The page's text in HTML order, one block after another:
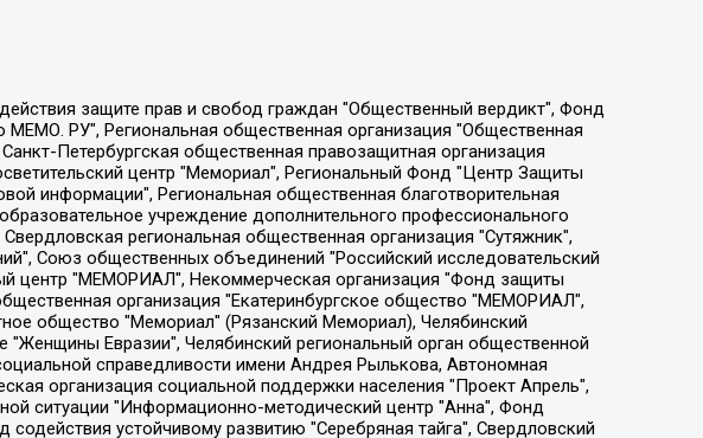
Симонов Евгений Алексеевич, Соловьева Елена Анатольевна, Сотников Даниил Владимирович, Сурначева Елизавета Дмитриевна, Автономная некоммерческая организация по защите прав человека и информированию населения "Якутия – Наше Мнение", Общество с ограниченной ответственностью "Москоу диджитал медиа", с 26.01.2023 Общество с ограниченной ответственностью "Чайка Белые сады", Ветошкина Валерия Валерьевна, Заговора Максим Александрович, Межрегиональное общественное движение "Российская ЛГБТ - сеть", Оленичев Максим Владимирович, Павлов Иван Юрьевич, Скворцова Елена Сергеевна, Общество с ограниченной ответственностью "Как бы инагент", Кочетков Игорь Викторович, Общество с ограниченной ответственностью "Честные выборы", Еланчик Олег Александрович, Общество с ограниченной ответственностью "Нобелевский призыв", Гималова Регина Эмилевна, Григорьев Андрей Валерьевич, Григорьева Алина Александровна, Ассоциация по содействию защите прав призывников, альтернативнослужащих и военнослужащих "Правозащитная группа "Гражданин.Армия.Право", Хисамова Регина Фаритовна, Автономная некоммерческая организация по реализации социально-правовых программ "Лилит", Дальневосточное общественное движение "Маяк", Санкт-Петербургская ЛГБТ-инициативная группа "Выход", Инициативная группа ЛГБТ+ "Реверс", Алексеев Андрей Викторович, Бекбулатова Таисия Львовна, Беляев Иван Михайлович, Владыкина Елена Сергеевна, Гельман Марат Александрович, Никульшина Вероника Юрьевна, Толоконникова Надежда Андреевна, Шендерович Виктор Анатольевич, Общество с ограниченной ответственностью "Данное сообщение", Общество с ограниченной ответственностью Издательский дом "Новая глава", Айнбиндер Александра Александровна, Московский комьюнити-центр для ЛГБТ+инициатив, Благотворительный фонд развития филантропии, Deutsche Welle (Германия, Kurt-Schumacher-Strasse 3, 53113 Bonn), Борзунова Мария Михайловна, Воробьев Виктор Викторович, Голубева Анна Львовна, Константинова Алла Михайловна, Малкова Ирина Владимировна, Мурадов Мурад Абдулгалимович, Осетинская Елизавета Николаевна, Понасенков Евгений Николаевич, Ганапольский Матвей Юрьевич, Киселев Евгений Алексеевич, Борухович Ирина Григорьевна, Дремин Иван Тимофеевич, Дубровский Дмитрий Викторович, Красноярская региональная общественная организация поддержки и развития альтернативных образовательных технологий и межкультурных коммуникаций "ИНТЕРРА", Маяковская Екатерина Алексеевна, Фейгин Марк Захарович, Филимонов Андрей Викторович, Дзугкоева Регина Николаевна, Доброхотов Роман Александрович, Дудь Юрий Александрович, Елкин Сергей Владимирович, Кругликов Кирилл Игоревич, Сабунаева Мария Леонидовна, Семенов Алексей Владимирович, Шаинян Карен Багратович, Шульман Екатерина Михайловна, Асафьев Артур Валерьевич, Вахштайн Виктор Семенович, Венедиктов Алексей Алексеевич, Лушникова Екатерина Евгеньевна, Волков Леонид Михайлович, Невзоров Александр Глебович, Пархоменко Сергей Борисович, Сироткин Ярослав Николаевич, Кара-Мурза Владимир Владимирович, Баранова Наталья Владимировна, Гозман Леонид Яковлевич, Кагарлицкий Борис Юльевич, Климарев Михаил Валерьевич, Милов Владимир Станиславович, Автономная некоммерческая организация Краснодарский центр современного искусства "Типография", Моргенштерн Алишер Тагирович, Соболь Любовь Эдуардовна, Общество с ограниченной ответственностью "ЛИЗА НОРМ", Каспаров Гарри Кимович, Ходорковский Михаил Борисович, Общество с ограниченной ответственностью "Апрельские тезисы", Данилович Ирина Брониславовна, Кашин Олег Владимирович, Петров Николай Владимирович, Пивоваров Алексей Владимирович, Соколов Михаил Владимирович, Цветкова Юлия Владимировна, Чичваркин Евгений Александрович, Комитет против пыток/Команда против пыток, Общество с ограниченной ответственностью "Первый научный", Общество с ограниченной ответственностью "Вертолет и ко", Белоцерковская Вероника Борисовна, Кац Максим Евгеньевич, Лазарева Татьяна Юрьевна, Шаведдинов Руслан Табризович, Яшин Илья Валерьевич, Общество с ограниченной ответственностью "Иноагент ААВ", Алешковский Дмитрий Петрович, Альбац Евгения Марковна, Быков Дмитрий Львович, Галямина Юлия Евгеньевна, Лойко Сергей Леонидович, Мартынов Кирилл Константинович, Медведев Сергей Александрович, Крашенинников Федор Геннадиевич, Гордеева Катерина Вл